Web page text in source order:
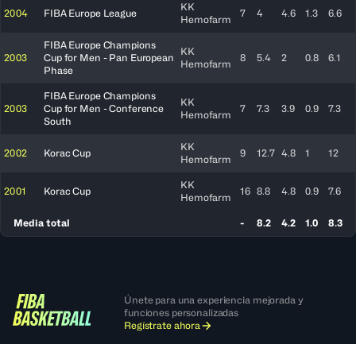
2004 FIBA Europe League
KK
Hemofarm
7 4 4.6 1.3 6.6
2003
FIBA Europe Champions
Cup for Men - Pan European
Phase
KK
Hemofarm
8 5.4 2 0.8 6.1
2003
FIBA Europe Champions
Cup for Men - Conference
South
KK
Hemofarm
7 7.3 3.9 0.9 7.3
2002 Korac Cup
KK
Hemofarm
9 12.7 4.8 1 12
2001 Korac Cup
KK
Hemofarm
16 8.8 4.8 0.9 7.6
Media total - 8.2 4.2 1.0 8.3
Únete para una experiencia mejorada y
funciones personalizadas
Regístrate ahora